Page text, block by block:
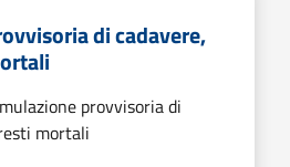
di cadavere,
provvisoria di
mortali